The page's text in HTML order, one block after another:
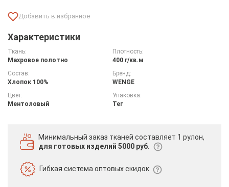
Характеристики
Ткань:
Махровое полотно
Плотность:
400 г/кв.м
Состав:
Хлопок 100%
Бренд:
WENGE
Цвет:
Ментоловый
Упаковка:
Тег
Минимальный заказ тканей составляет 1 рулон,
для готовых изделий 5000 руб.
Гибкая системаоптовых скидок